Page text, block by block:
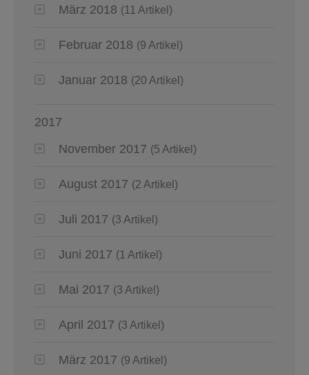
März 2018 (11 Artikel)
Februar 2018 (9 Artikel)
Januar 2018 (20 Artikel)
2017
November 2017 (5 Artikel)
August 2017 (2 Artikel)
Juli 2017 (3 Artikel)
Juni 2017 (1 Artikel)
Mai 2017 (3 Artikel)
April 2017 (3 Artikel)
März 2017 (9 Artikel)